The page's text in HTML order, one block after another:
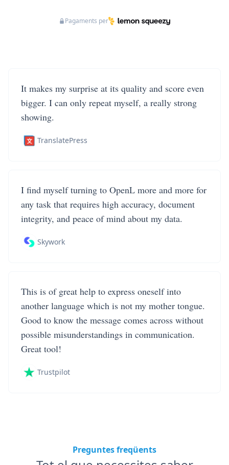
Pagaments per
It makes my surprise at its quality and score even
bigger. I can only repeat myself, a really strong
showing.
TranslatePress
I find myself turning to OpenL more and more for
any task that requires high accuracy, document
integrity, and peace of mind about my data.
Skywork
This is of great help to express oneself into
another language which is not my mother tongue.
Good to know the message comes across without
possible misunderstandings in communication.
Great tool!
Trustpilot
Preguntes freqüents